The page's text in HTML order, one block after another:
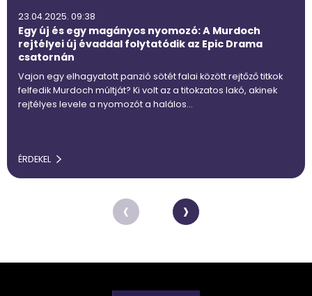
23.04.2025. 09:38
Egy új és egy magányos nyomozó: A Murdoch
rejtélyei új évaddal folytatódik az Epic Drama
csatornán
Vajon egy elhagyatott panzió sötét falai között rejtőző titkok
felfedik Murdoch múltját? Ki volt az a titokzatos lakó, akinek
rejtélyes levele a nyomozót a halálos…
ÉRDEKEL
‹ ›